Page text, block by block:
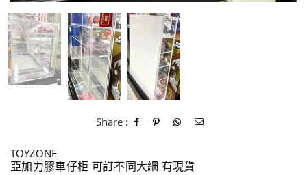
Share :
TOYZONE
亞加力膠車仔柜 可訂不同大細 有現貨